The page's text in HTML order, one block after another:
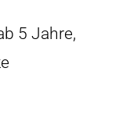
5 Jahre,